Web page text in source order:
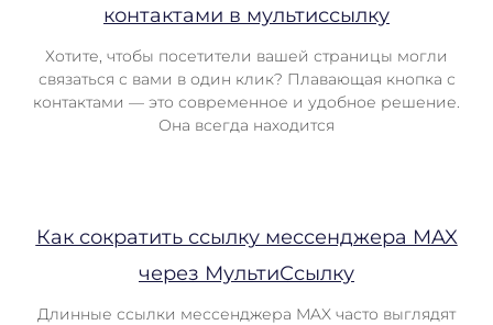
контактами в мультиссылку
Хотите, чтобы посетители вашей страницы могли
связаться с вами в один клик? Плавающая кнопка с
контактами — это современное и удобное решение.
Она всегда находится
Как сократить ссылку мессенджера MAX
через МультиСсылку
Длинные ссылки мессенджера MAX часто выглядят